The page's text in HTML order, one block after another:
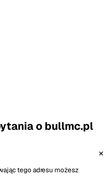
o bullmc.pl
tego adresu możesz